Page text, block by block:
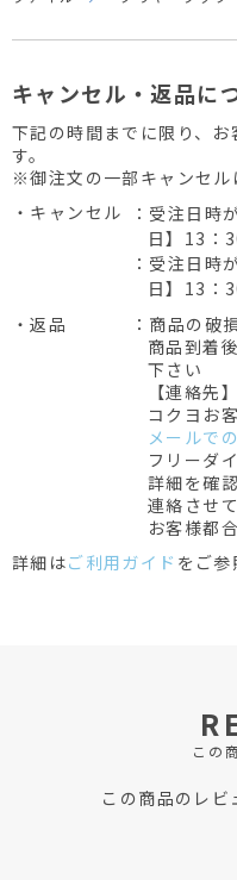
キャンセル・返品に
下記の時間までに限り、
す。
※御注文の一部キャンセル
・キャンセル
：受注日時
日】13：
：受注日時
日】13：
・返品
：商品の破
商品到着
下さい
【連絡先】
コクヨお
メールで
フリーダ
詳細を確
連絡させ
お客様都
詳細はご利用ガイド をご参
この
この商品のレビ